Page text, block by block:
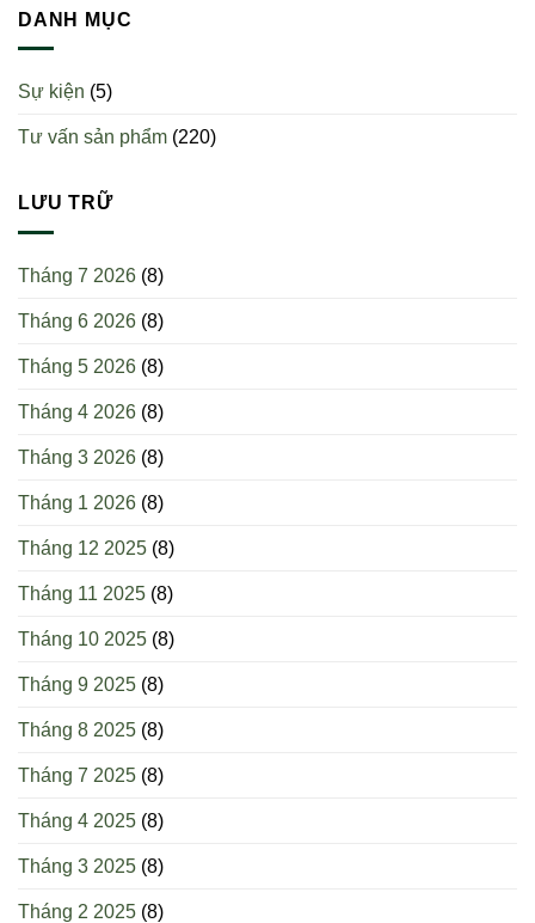
DANH MỤC
Sự kiện (5)
Tư vấn sản phẩm (220)
LƯU TRỮ
Tháng 7 2026 (8)
Tháng 6 2026 (8)
Tháng 5 2026 (8)
Tháng 4 2026 (8)
Tháng 3 2026 (8)
Tháng 1 2026 (8)
Tháng 12 2025 (8)
Tháng 11 2025 (8)
Tháng 10 2025 (8)
Tháng 9 2025 (8)
Tháng 8 2025 (8)
Tháng 7 2025 (8)
Tháng 4 2025 (8)
Tháng 3 2025 (8)
Tháng 2 2025 (8)